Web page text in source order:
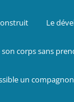
Le
corps sans
un compagnon